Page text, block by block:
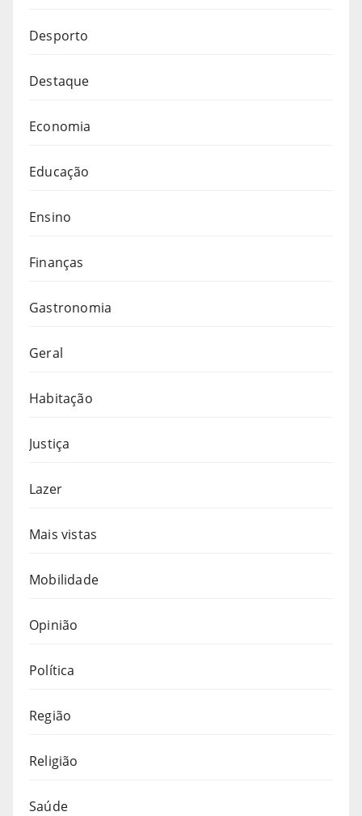
Desporto
Destaque
Economia
Educação
Ensino
Finanças
Gastronomia
Geral
Habitação
Justiça
Lazer
Mais vistas
Mobilidade
Opinião
Política
Região
Religião
Saúde